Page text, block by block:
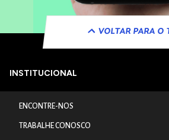
VOLTAR PARA O
INSTITUCIONAL
ENCONTRE-NOS
TRABALHE CONOSCO